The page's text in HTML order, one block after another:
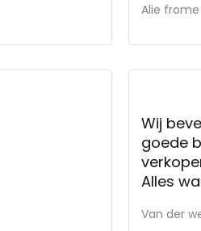
Alie frome
Wij
goede
Alles
Van der